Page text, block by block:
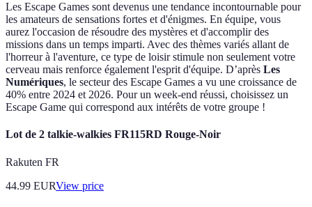
Les Escape Games sont devenus une tendance incontournable pour
les amateurs de sensations fortes et d'énigmes. En équipe, vous
aurez l'occasion de résoudre des mystères et d'accomplir des
missions dans un temps imparti. Avec des thèmes variés allant de
l'horreur à l'aventure, ce type de loisir stimule non seulement votre
cerveau mais renforce également l'esprit d'équipe. D’après Les
Numériques, le secteur des Escape Games a vu une croissance de
40% entre 2024 et 2026. Pour un week-end réussi, choisissez un
Escape Game qui correspond aux intérêts de votre groupe !
Lot de 2 talkie-walkies FR115RD Rouge-Noir
Rakuten FR
44.99 EURView price